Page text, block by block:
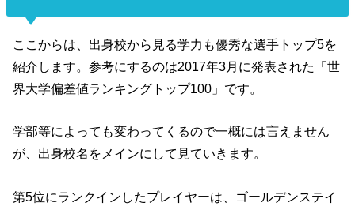
ここからは、出身校から見る学力も優秀な選手トップ5を
紹介します。参考にするのは2017年3月に発表された「世
界大学偏差値ランキングトップ100」です。
学部等によっても変わってくるので一概には言えません
が、出身校名をメインにして見ていきます。
第5位にランクインしたプレイヤーは、ゴールデンステイ